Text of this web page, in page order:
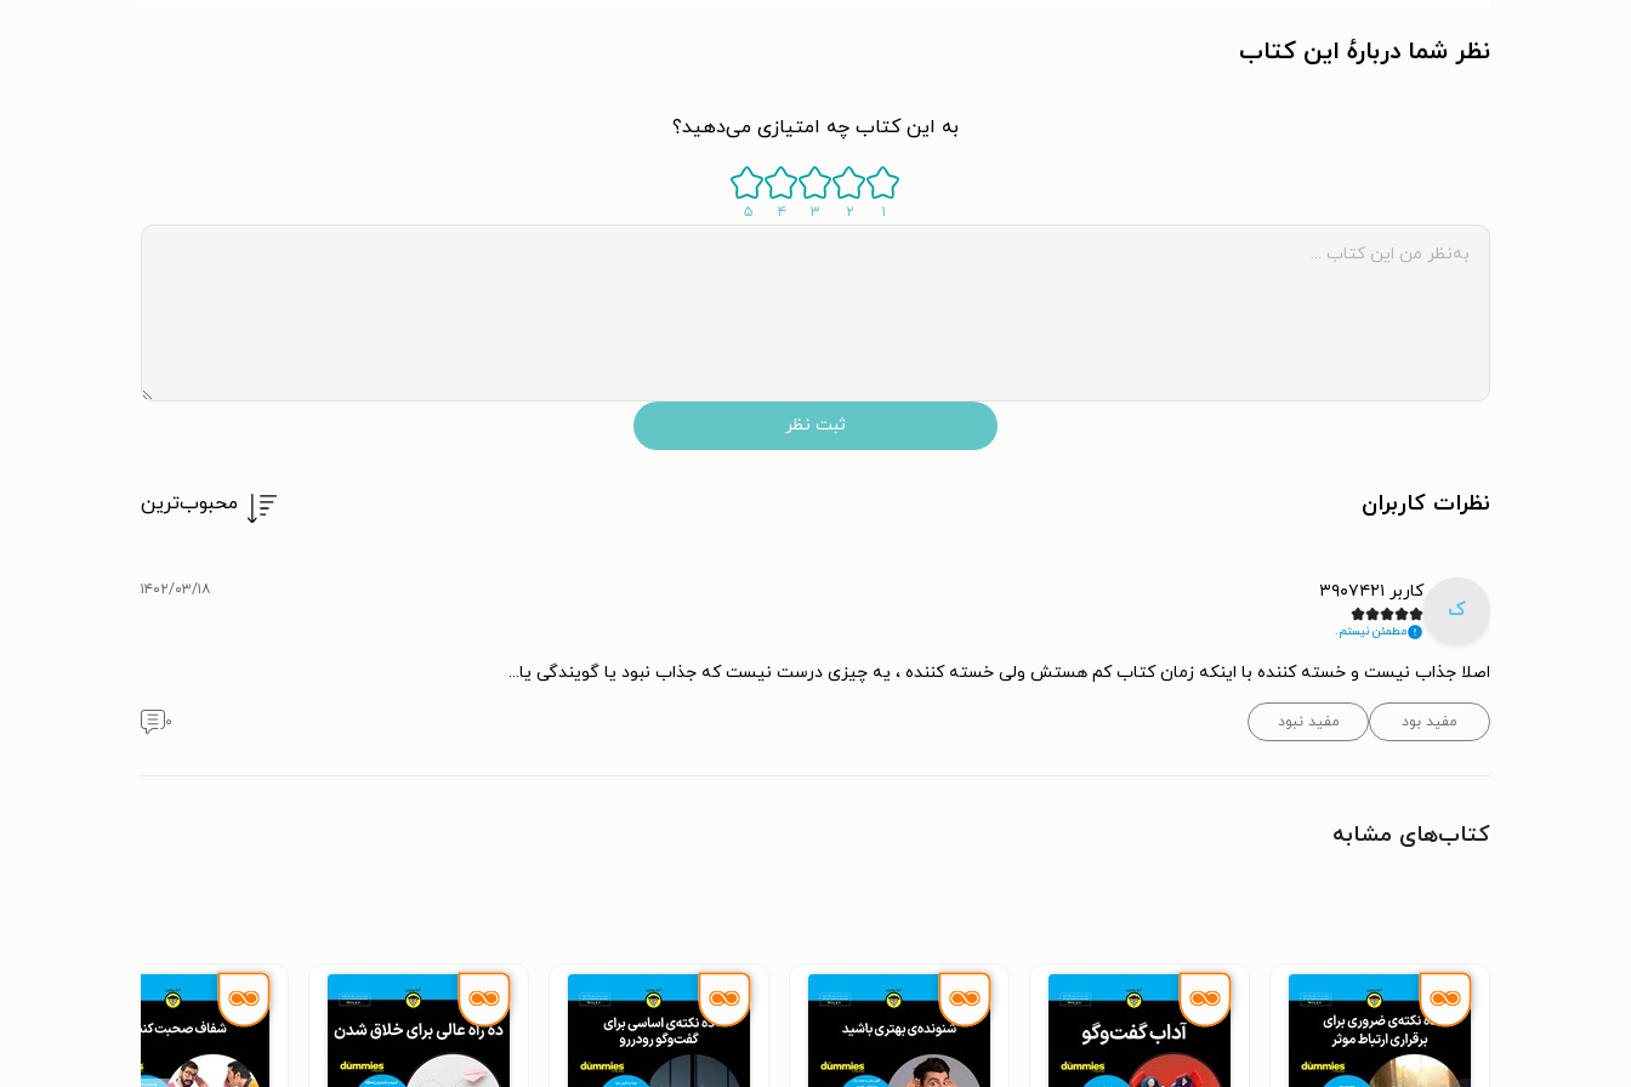
نظر شما دربارهٔ این کتاب
به این کتاب چه امتیازی می‌دهید؟
۱ ۲ ۳ ۴ ۵
ثبت نظر
نظرات کاربران محبوب‌ترین
ک
کاربر ۳۹۰۷۴۲۱
مطمئن نیستم.
۱۴۰۲/۰۳/۱۸
اصلا جذاب نیست و خسته کننده با اینکه زمان کتاب کم هستش ولی خسته کننده ، یه چیزی درست نیست که جذاب نبود یا گویندگی یا...
مفید بود مفید نبود ۰
کتاب‌های مشابه